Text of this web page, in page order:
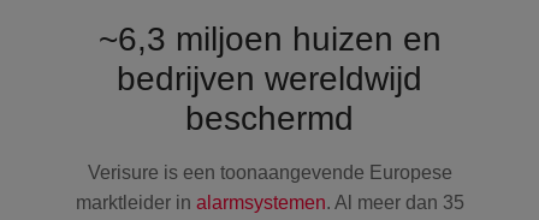
~6,3 miljoen huizen en
bedrijven wereldwijd
beschermd
Verisure is een toonaangevende Europese
marktleider in alarmsystemen. Al meer dan 35